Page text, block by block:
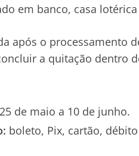
em banco, casa
após o processamento
a quitação dentro
25 de maio a 10 de junho.
boleto, Pix, cartão,